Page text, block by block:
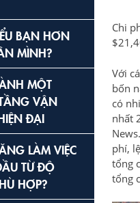
Chi
Với
bốn
có
nhất
phí,
tổng
tổng
BẠN HƠN
MÌNH?
MỘT
VẬN
ĐẠI
LÀM VIỆC
TỪ ĐỘ
HỢP?